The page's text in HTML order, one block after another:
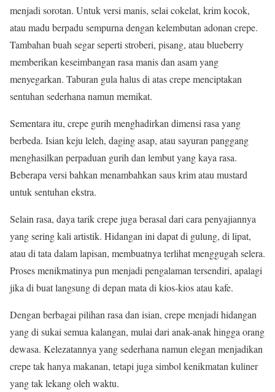
menjadi sorotan. Untuk versi manis, selai cokelat, krim kocok,
atau madu berpadu sempurna dengan kelembutan adonan crepe.
Tambahan buah segar seperti stroberi, pisang, atau blueberry
memberikan keseimbangan rasa manis dan asam yang
menyegarkan. Taburan gula halus di atas crepe menciptakan
sentuhan sederhana namun memikat.
Sementara itu, crepe gurih menghadirkan dimensi rasa yang
berbeda. Isian keju leleh, daging asap, atau sayuran panggang
menghasilkan perpaduan gurih dan lembut yang kaya rasa.
Beberapa versi bahkan menambahkan saus krim atau mustard
untuk sentuhan ekstra.
Selain rasa, daya tarik crepe juga berasal dari cara penyajiannya
yang sering kali artistik. Hidangan ini dapat di gulung, di lipat,
atau di tata dalam lapisan, membuatnya terlihat menggugah selera.
Proses menikmatinya pun menjadi pengalaman tersendiri, apalagi
jika di buat langsung di depan mata di kios-kios atau kafe.
Dengan berbagai pilihan rasa dan isian, crepe menjadi hidangan
yang di sukai semua kalangan, mulai dari anak-anak hingga orang
dewasa. Kelezatannya yang sederhana namun elegan menjadikan
crepe tak hanya makanan, tetapi juga simbol kenikmatan kuliner
yang tak lekang oleh waktu.